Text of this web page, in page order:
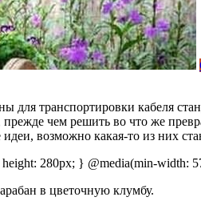
для транспортировки кабеля
прежде чем решить во что же
возможно какая-то из них
280px; } @media(min-width:
в цветочную клумбу.